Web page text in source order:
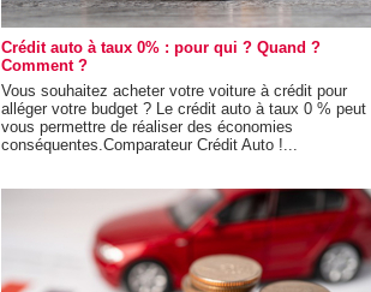
Crédit auto à taux 0% : pour qui ? Quand ?
Comment ?
Vous souhaitez acheter votre voiture à crédit pour
alléger votre budget ? Le crédit auto à taux 0 % peut
vous permettre de réaliser des économies
conséquentes.Comparateur Crédit Auto !...